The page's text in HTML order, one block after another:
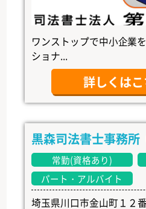
ワンストップで中小企業
ショナ...
詳しくは
黒森司法書士事務所
常勤(資格あり)
パート・アルバイト
埼玉県川口市金山町１２